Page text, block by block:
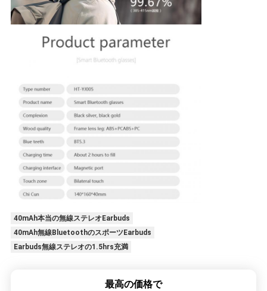
40mAh本当の無線ステレオEarbuds
40mAh無線BluetoothのスポーツEarbuds
Earbuds無線ステレオの1.5hrs充満
最高の価格で